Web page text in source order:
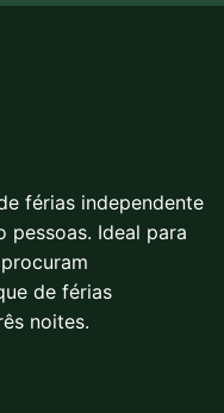
férias independente
pessoas. Ideal para
de férias
noites.